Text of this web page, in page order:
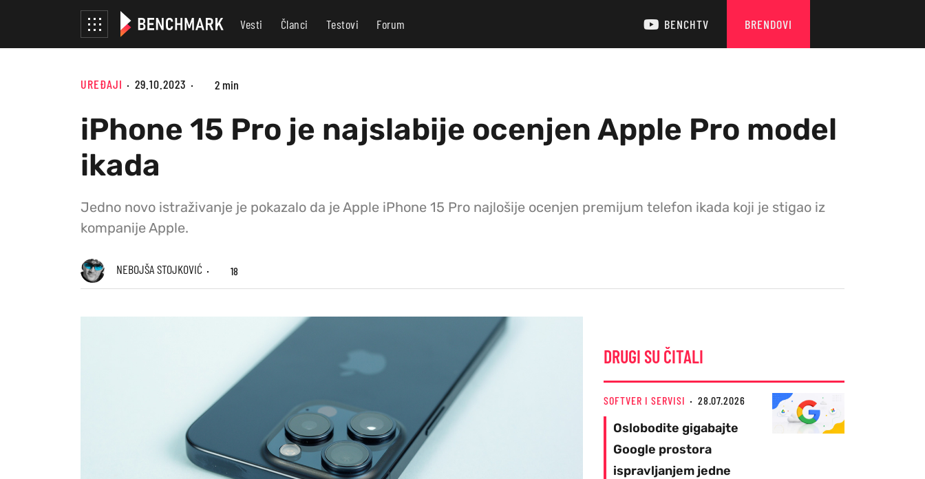
Vesti Članci Testovi Forum BENCHTV BRENDOVI
UREĐAJI 29.10.2023 2 min
iPhone 15 Pro je najslabije ocenjen Apple Pro model
ikada
Jedno novo istraživanje je pokazalo da je Apple iPhone 15 Pro najlošije ocenjen premijum telefon ikada koji je stigao iz
kompanije Apple.
NEBOJŠA STOJKOVIĆ 18
DRUGI SU ČITALI
SOFTVER I SERVISI 28.07.2026
Oslobodite gigabajte
Google prostora
ispravljanjem jedne